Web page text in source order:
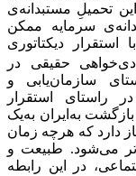
تحمیلِ مستبدانه‌ی
سرمایه ممکن
دیکتاتوری
حقیقی در
سازمان‌یابی و
راستای استقرار
بازگشت به‌ایران به‌یک
دارد که هرچه زمان
می‌شود. طبیعت و
در این رابطه